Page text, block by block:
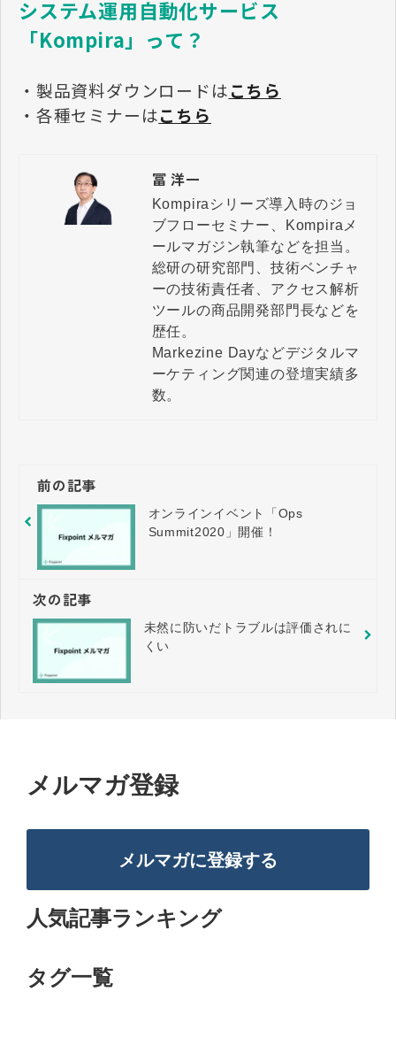
システム運用自動化サービス
「Kompira」って？
・製品資料ダウンロードはこちら
・各種セミナーはこちら
冨 洋一
Kompiraシリーズ導入時のジョ
ブフローセミナー、Kompiraメ
ールマガジン執筆などを担当。
総研の研究部門、技術ベンチャ
ーの技術責任者、アクセス解析
ツールの商品開発部門長などを
歴任。
Markezine Dayなどデジタルマ
ーケティング関連の登壇実績多
数。
前の記事
オンラインイベント「Ops
Summit2020」開催！
次の記事
未然に防いだトラブルは評価されに
くい
メルマガ登録
メルマガに登録する
人気記事ランキング
タグ一覧